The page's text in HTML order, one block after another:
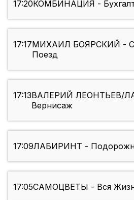
17:20КОМБИНАЦИЯ -
17:17МИХАИЛ БОЯРСКИЙ -
Поезд
17:13ВАЛЕРИЙ ЛЕОНТЬЕВ/
Вернисаж
17:09ЛАБИРИНТ -
17:05САМОЦВЕТЫ - Вся